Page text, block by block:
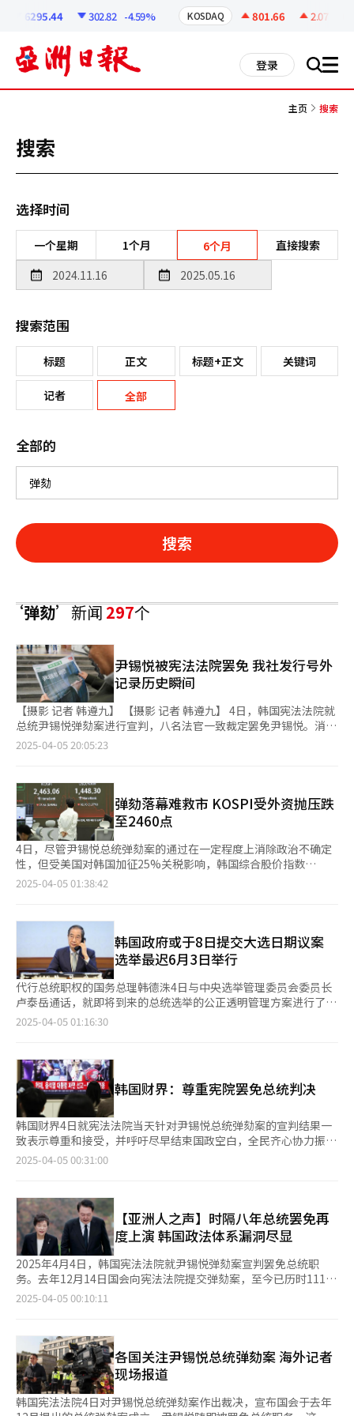
6295.44 302.82 -4.59% KOSDAQ 801.66 2.07
登录 搜 all
主页 搜索
搜索
选择时间
一个星期 1个月 6个月 直接搜索
搜索范围
标题 正文 标题+正文 关键词
记者 全部
全部的
搜索
‘弹劾’新闻297个
尹锡悦被宪法法院罢免 我社发行号外
记录历史瞬间
【摄影 记者 韩遵九】 【摄影 记者 韩遵九】 4日，韩国宪法法院就
总统尹锡悦弹劾案进行宣判，八名法官一致裁定罢免尹锡悦。消息
一出，我社第一时间发布号外，记录这一历史性事件。图为当天在
2025-04-05 20:05:23
弹劾落幕难救市 KOSPI受外资抛压跌
至2460点
4日，尽管尹锡悦总统弹劾案的通过在一定程度上消除政治不确定
性，但受美国对韩国加征25%关税影响，韩国综合股价指数
（KOSPI）回落至2460点区间。 韩国交易所数据显示，KOSPI指
687.39点。 当天，KOSPI指数以2450.49点开盘，并在上午11时韩
国宪法法院开庭后出现小幅上涨。然而，在尹锡悦弹劾案获通过
后，股指再度下跌，随后受外资抛压加剧影响，跌幅进一步扩大。
从投资者类型来看，机构和个人投资者分别净买入6203亿韩元
（约合人民币31.2亿元）和1.0696万亿韩元，而外资则净抛售
1.7874万亿韩元，成为拖累股指下行的主要因素。 权重股方面，
韩国半导体板块表现尤为疲软。受美国即将宣布半导体关税措施的
影响，三星电子下跌2.6%，SK海力士大跌6.37%。此外，三星生
重股也纷纷走低。 未来资产证券分析师徐尚永（音）表示：“虽
然尹锡悦弹劾案通过在一定程度上缓解了政治不确定性，但由于韩
国经济高度依赖出口，美国加征关税引发的经济增长忧虑仍在发
酵，这或成为外资抛售韩股的主要诱因。” 当天，韩国宪法法院
对尹锡悦总统弹劾案作出最终宣判，通过了去年12月国会提交的弹
劾决议。尹锡悦随即被罢免，成为韩国宪政史上第二位被弹劾下台
的总统。韩国将在60天内举行总统选举。 4日，位于首尔中区的韩
亚银行交易厅显示屏上显示KOSPI指数。【图片提供 韩联社】
2025-04-05 01:38:42
韩国政府或于8日提交大选日期议案
选举最迟6月3日举行
代行总统职权的国务总理韩德洙4日与中央选举管理委员会委员长
卢泰岳通话，就即将到来的总统选举的公正透明管理方案进行了讨
论。 据韩国国务总理办公室4日消息，韩德洙表示，在当前政治动
进行。” 韩德洙指出，此次选举不仅关乎新一任总统的选出，更
是韩国未来发展与国民团结的重要契机。韩国政府将全力配合选举
管理工作，确保选举过程严谨有序，让全体国民都能信赖此次选
举。 卢泰岳回应称，中央选举管理委员会将坚定推进选举公正管
理工作，并与政府保持紧密合作，以确保选举顺利进行。他表示，
目前选管委正在与政府积极协调，并将在未来继续加强合作。 据
悉，韩国政府可能在8日举行的定期国务会议上正式提交总统选举
日期的相关议案。根据《公职选举法》，总统职务代理人须在选举
作出决定。 韩国《宪法》规定，在总统职位出缺后，须在60日内
举行总统选举。因此，本次选举最迟应在6月3日举行。综合政府和
政界对选举筹备时间的考虑，本次选举日期可能会与2017年朴槿
惠总统被罢免后的选举相似，即尽可能接近60日的最后期限。 正
在通话中的韩德洙【图片来源 韩联社】
2025-04-05 01:16:30
韩国财界：尊重宪院罢免总统判决
韩国财界4日就宪法法院当天针对尹锡悦总统弹劾案的宣判结果一
致表示尊重和接受，并呼吁尽早结束国政空白，全民齐心协力振兴
经济。 大韩商工会议所当天发表评论称，尊重宪法法院的决定。
争，尽快恢复国政正常运作，推动经济复苏与民生稳定。经济界也
将为保障韩国经济持续发展尽最大努力。 韩国经济人协会表示，
希望以此次裁决为契机消除分歧，全体国民团结一心，共同克服当
前危机。经济界也将在投资和就业方面尽职尽责，助力经济实现新
一轮飞跃。 韩国经营者总协会强调，所有韩国民众应当接受宪法
法院的裁决，借此终结政治动荡引发的社会对立与矛盾，将力量集
中于社会整合与稳定。 韩国中坚企业联合会则呼吁政府全面启动
正式与非正式外交渠道，构建高效协作体系。同时，借助韩国民主
界能否齐心协力，共同应对特朗普政府的关税政策。 4日上午，韩
国宪法法院宣布尹锡悦总统弹劾案结果，韩国高中生观看现场直
播。【图片提供 韩联社】
2025-04-05 00:31:00
【亚洲人之声】时隔八年总统罢免再
度上演 韩国政法体系漏洞尽显
2025年4月4日，韩国宪法法院就尹锡悦弹劾案宣判罢免总统职
务。去年12月14日国会向宪法法院提交弹劾案，至今已历时111
天。目前首尔中央地方法院对尹锡悦涉嫌内乱的刑事案件尚在审理
露出诸多问题，其中调查机构的失职尤为明显。文在寅政府时期实
施的调查权限改革导致检方调查大幅受限，仅剩警方有权调查内乱
罪。本次事件中警方高层涉案，因此案件最终移交高级公职人员犯
罪调查处（公调处）。公调处原本没有调查权限，加上缺乏调查经
验，导致在执行拘捕令时受挫并引发争议。 宪法法院本身也面临
2025-04-05 00:10:11
各国关注尹锡悦总统弹劾案 海外记者
现场报道
韩国宪法法院4日对尹锡悦总统弹劾案作出裁决，宣布国会于去年